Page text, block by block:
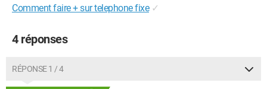
Comment faire + sur telephone fixe ✓
4 réponses
RÉPONSE 1 / 4